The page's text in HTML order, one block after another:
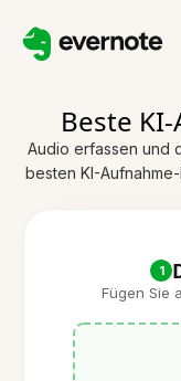
Beste
Audio erfassen und
besten KI-
1
Fügen Sie